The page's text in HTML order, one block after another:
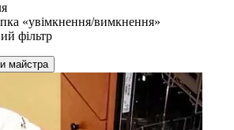
«увімкнення/вимкнення»
фільтр
майстра